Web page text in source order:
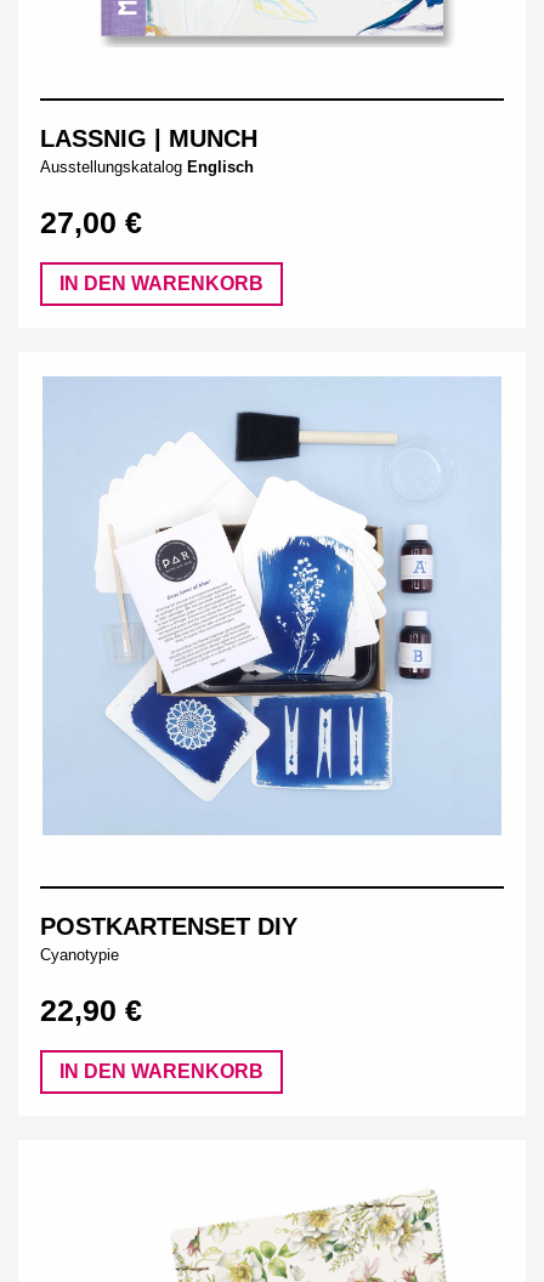
LASSNIG | MUNCH
Ausstellungskatalog Englisch
27,00 €
IN DEN WARENKORB
POSTKARTENSET DIY
Cyanotypie
22,90 €
IN DEN WARENKORB